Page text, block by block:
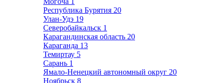
Республика Бурятия 20
Улан-Удэ 19
Северобайкальск 1
Карагандинская область 20
Караганда 13
Темиртау 5
Сарань 1
Ямало-Ненецкий автономный округ 20
Ноябрьск 8